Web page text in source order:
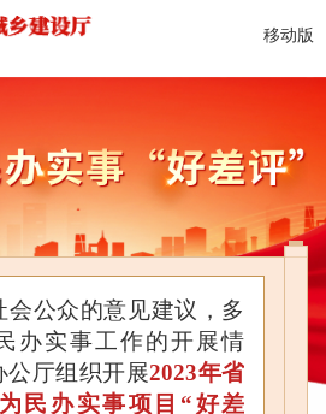
移动版
会公众的意见建议，多
办实事工作的开展情
公厅组织开展2023年省
民办实事项目“好差